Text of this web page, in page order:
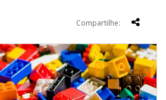
Compartilhe: